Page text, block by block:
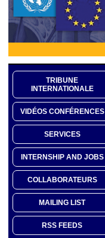
TRIBUNE
INTERNATIONALE
VIDÉOS CONFÉRENCES
SERVICES
INTERNSHIP AND JOBS
COLLABORATEURS
MAILING LIST
RSS FEEDS